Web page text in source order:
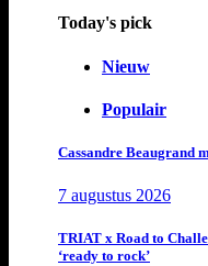
Today's pick
Nieuw
Populair
Cassandre Beaugrand
7 augustus 2026
TRIAT x Road to
‘ready to rock’